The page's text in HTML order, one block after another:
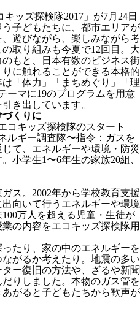
ッズ探検隊2017」が7月24日
子どもたちに、都市エリアが
遊びながら、楽しみながら考
取り組みも今夏で12回目。大
もと、日本有数のビジネス街
に触れることができる本格的
「体力」「まちめぐり」「理
ーマに19のプログラムを用意
き出しています。
くりに
コキッズ探検隊のスタート
ルギー調査隊〜指令：ガスを
て、エネルギーや環境・防災
小学生1〜6年生の家族20組、
ス。2002年から学校教育支援
向いて行うエネルギーや環境
万人を超える児童・生徒が
の内容をエコキッズ探検隊用
たり、家の中のエネルギーを
がるか考えたり。地震の多い
ー復旧の方法や、ざるや新聞
りしました。本物のガス管を
がると子どもたちから歓声が